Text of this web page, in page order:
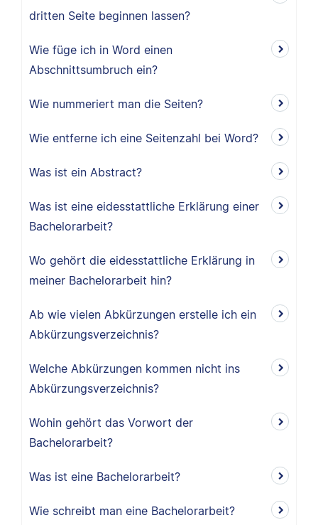
dritten Seite beginnen lassen?
Wie füge ich in Word einen
Abschnittsumbruch ein?
Wie nummeriert man die Seiten?
Wie entferne ich eine Seitenzahl bei Word?
Was ist ein Abstract?
Was ist eine eidesstattliche Erklärung einer
Bachelorarbeit?
Wo gehört die eidesstattliche Erklärung in
meiner Bachelorarbeit hin?
Ab wie vielen Abkürzungen erstelle ich ein
Abkürzungsverzeichnis?
Welche Abkürzungen kommen nicht ins
Abkürzungsverzeichnis?
Wohin gehört das Vorwort der
Bachelorarbeit?
Was ist eine Bachelorarbeit?
Wie schreibt man eine Bachelorarbeit?